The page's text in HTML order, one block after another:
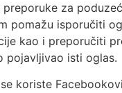
za
pomažu isporučiti
kao i preporučiti
pojavljivao isti oglas.
koriste